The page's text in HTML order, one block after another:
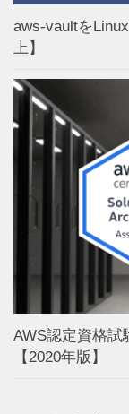
aws-vaultを
上】
AWS認定資格試
【2020年版】